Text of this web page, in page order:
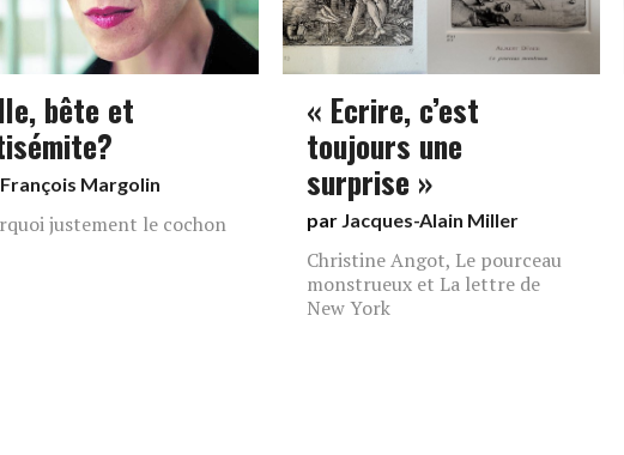
bête et
François Margolin
justement le cochon
« Ecrire, c’est
toujours une
surprise »
par Jacques-Alain Miller
Christine Angot, Le pourceau
monstrueux et La lettre de
New York